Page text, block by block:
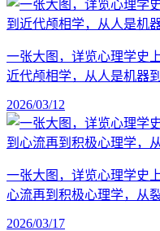
一张大图，详览心理学史
近代颅相学，从人是机器
2026/03/12
一张大图，详览心理学史
心流再到积极心理学，从
2026/03/17